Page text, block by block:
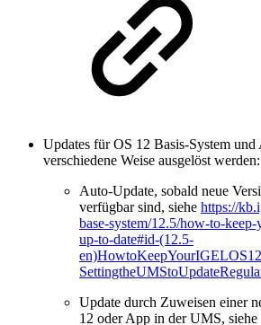
Updates für OS 12 Basis-System
verschiedene Weise ausgelöst werden:
Auto-Update, sobald neue
verfügbar sind, siehe https://
base-system/12.5/how-to-
up-to-date#id-(12.5-
Update durch Zuweisen einer
12 oder App in der UMS, siehe